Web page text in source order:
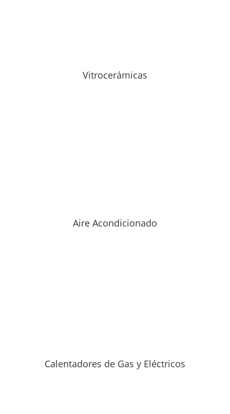
Vitrocerámicas
Aire Acondicionado
Calentadores de Gas y Eléctricos